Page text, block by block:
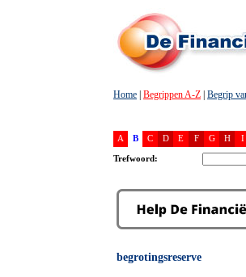
Home Begrippen A-Z Begrip
A B C D E F G H I
Trefwoord:
begrotingsreserve